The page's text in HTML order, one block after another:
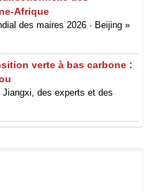
Afrique
des maires 2026 · Beijing »
verte à bas carbone :
des experts et des